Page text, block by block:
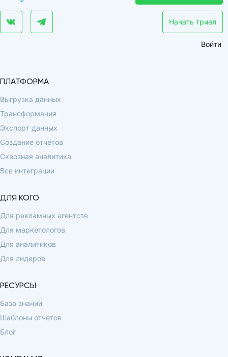
Начать триал
Войти
ПЛАТФОРМА
Выгрузка данных
Трансформация
Экспорт данных
Создание отчетов
Сквозная аналитика
Все интеграции
ДЛЯ КОГО
Для рекламных агентств
Для маркетологов
Для аналитиков
Для лидеров
РЕСУРСЫ
База знаний
Шаблоны отчетов
Блог